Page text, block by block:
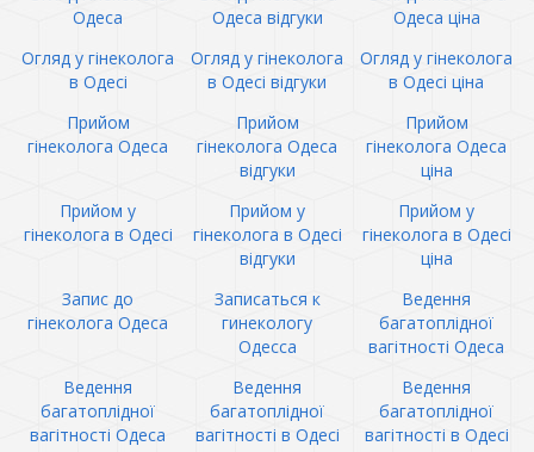
Одеса
Одеса відгуки
Одеса ціна
Огляд у гінеколога
в Одесі
Огляд у гінеколога
в Одесі відгуки
Огляд у гінеколога
в Одесі ціна
Прийом
гінеколога Одеса
Прийом
гінеколога Одеса
відгуки
Прийом
гінеколога Одеса
ціна
Прийом у
гінеколога в Одесі
Прийом у
гінеколога в Одесі
відгуки
Прийом у
гінеколога в Одесі
ціна
Запис до
гінеколога Одеса
Записаться к
гинекологу
Одесса
Ведення
багатоплідної
вагітності Одеса
Ведення
багатоплідної
вагітності Одеса
Ведення
багатоплідної
вагітності в Одесі
Ведення
багатоплідної
вагітності в Одесі